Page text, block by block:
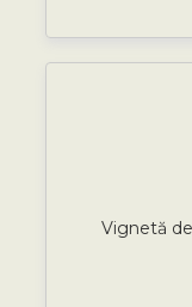
Vignetă